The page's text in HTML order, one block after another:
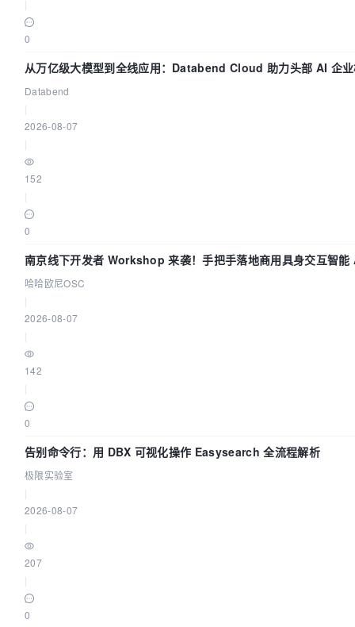
0
从万亿级大模型到全线应用：Databend Cloud 助力头部 AI 企
Trace 数据管道
Databend
2026-08-07
152
0
南京线下开发者 Workshop 来袭！手把手落地商用具身交互智
哈哈欧尼OSC
2026-08-07
142
0
告别命令行：用 DBX 可视化操作 Easysearch 全流程解析
极限实验室
2026-08-07
207
0